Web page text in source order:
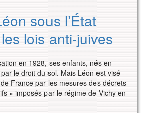
sous l’État
lois anti-juives
en 1928, ses enfants, nés en
le droit du sol. Mais Léon est visé
France par les mesures des décrets-
» imposés par le régime de Vichy en